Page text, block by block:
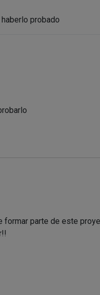
probado
formar parte de este